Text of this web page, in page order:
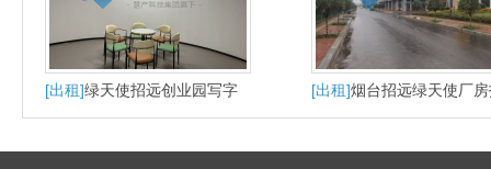
[出租]绿天使招远创业园写字
楼精装办公室火爆招商中
[出租]烟台招远绿天使厂
商